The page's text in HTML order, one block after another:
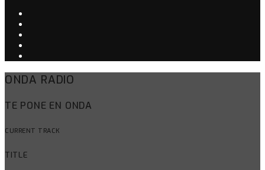
ONDA RADIO
TE PONE EN ONDA
CURRENT TRACK
TITLE